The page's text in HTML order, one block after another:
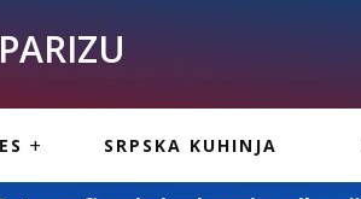
SRPSKA KUHINJA